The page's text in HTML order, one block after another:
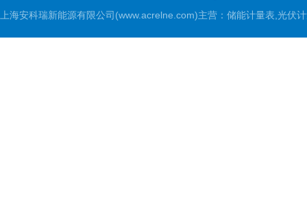
上海安科瑞新能源有限公司(www.acrelne.com)主营：储能计量表,光伏